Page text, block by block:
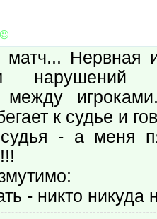
матч... Нервная
между
к судье и
- а меня
- никто никуда